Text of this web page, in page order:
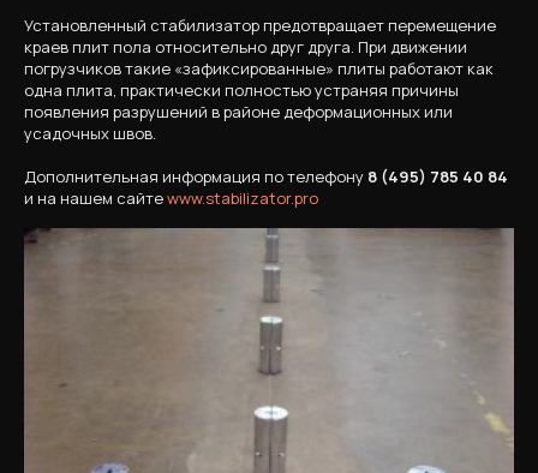
Установленный стабилизатор предотвращает перемещение
краев плит пола относительно друг друга. При движении
погрузчиков такие «зафиксированные» плиты работают как
одна плита, практически полностью устраняя причины
появления разрушений в районе деформационных или
усадочных швов.
Дополнительная информация по телефону 8 (495) 785 40 84
и на нашем сайтеwww.stabilizator.pro